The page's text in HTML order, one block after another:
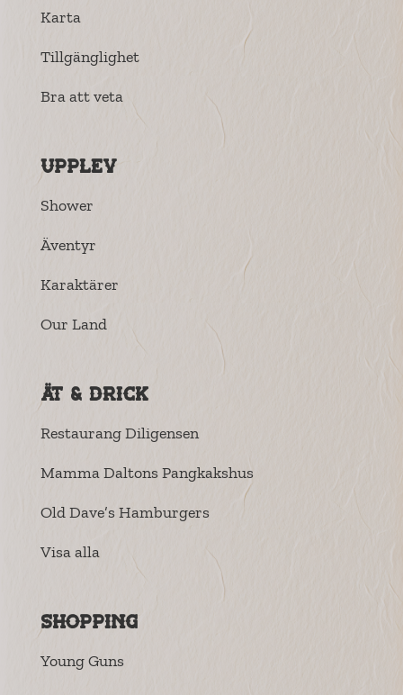
Karta
Tillgänglighet
Bra att veta
Upplev
Shower
Äventyr
Karaktärer
Our Land
Ät & drick
Restaurang Diligensen
Mamma Daltons Pangkakshus
Old Dave’s Hamburgers
Visa alla
Shopping
Young Guns